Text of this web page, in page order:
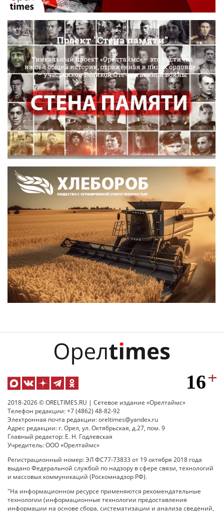
2018-2026 © ORELTIMES.RU | Сетевое издание «Орелтаймс»
Телефон редакции: +7 (4862) 48-82-92
Электронная почта редакции: oreltimes@yandex.ru
Адрес редакции: г. Орел, ул. Октябрьская, д.27, пом. 9
Главный редактор: Е. Н. Годлевская
Учредитель: ООО «Орелтаймс»
Регистрационный номер: ЭЛ ФС77-73833 от 19 октября 2018 года
выдано Федеральной службой по надзору в сфере связи, технологий
и массовых коммуникаций (Роскомнадзор РФ).
"На информационном ресурсе применяются рекомендательные
технологии (информационные технологии предоставления
информации на основе сбора, систематизации и анализа сведений,